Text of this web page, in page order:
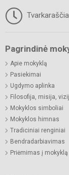
Pagrindinė
Apie mokyklą
Pasiekimai
Ugdymo aplinka
Filosofija, misija,
Mokyklos simboliai
Mokyklos himnas
Tradiciniai renginiai
Bendradarbiavimas
Priėmimas į mokyklą